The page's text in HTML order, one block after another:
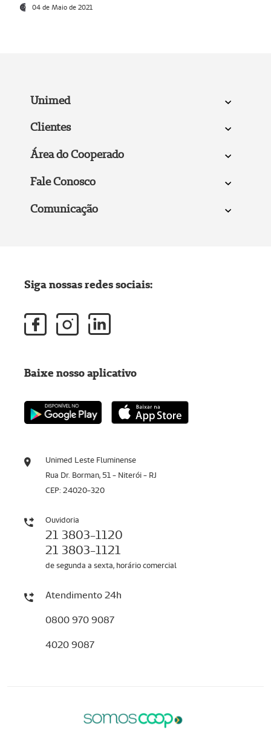
04 de Maio de 2021
Unimed
Clientes
Área do Cooperado
Fale Conosco
Comunicação
Unimed Leste Fluminense
Rua Dr. Borman, 51 - Niterói - RJ
CEP: 24020-320
Ouvidoria
21 3803-1120
21 3803-1121
de segunda a sexta, horário comercial
Atendimento 24h
0800 970 9087
4020 9087
Siga nossas redes sociais:
Baixe nosso aplicativo